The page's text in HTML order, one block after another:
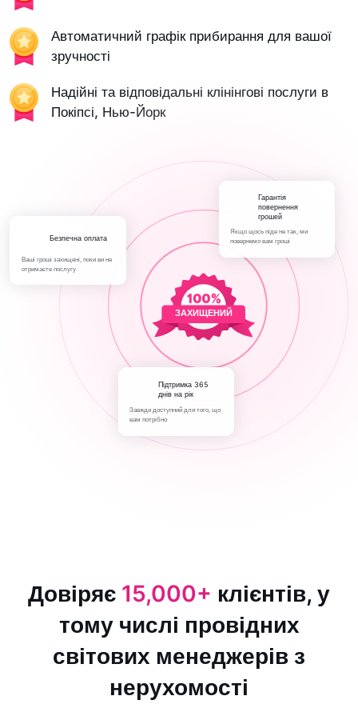
Автоматичний графік прибирання для вашої
зручності
Надійні та відповідальні клінінгові послуги в
Покіпсі, Нью-Йорк
ЗАХИЩЕНИЙ
Безпечна оплата
Ваші гроші захищені, поки ви не
отримаєте послугу
Гарантія
повернення
грошей
Якщо щось піде не так, ми
повернемо вам гроші
Підтримка 365
днів на рік
Завжди доступний для того, що
вам потрібно
Довіряє 15,000+ клієнтів, у
тому числі провідних
світових менеджерів з
нерухомості